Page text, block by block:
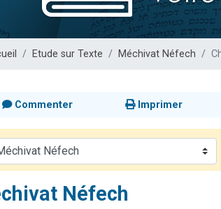
29 personnes
Etude sur Texte Méchivat Néfech
Commenter Imprimer
Néfech